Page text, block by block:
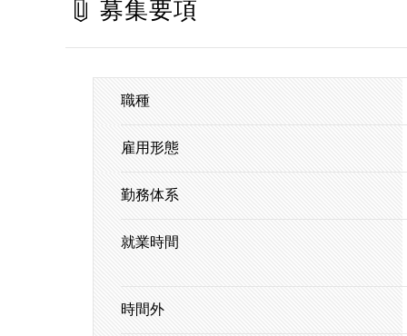
募集要項
職種
雇用形態
勤務体系
就業時間
時間外